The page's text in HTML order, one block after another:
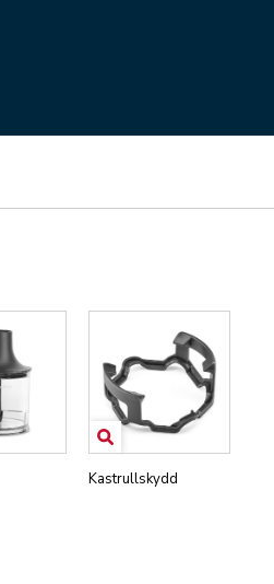
Kastrullskydd